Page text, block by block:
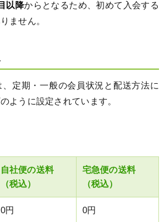
以降からとなるため、初めて入会する
ません。
定期・一般の会員状況と配送方法に
ように設定されています。
自社便の送料
（税込）
宅急便の送料
（税込）
0円 0円